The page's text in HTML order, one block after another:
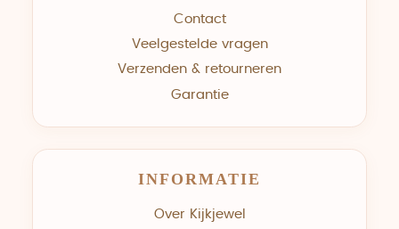
Contact
Veelgestelde vragen
Verzenden & retourneren
Garantie
INFORMATIE
Over Kijkjewel